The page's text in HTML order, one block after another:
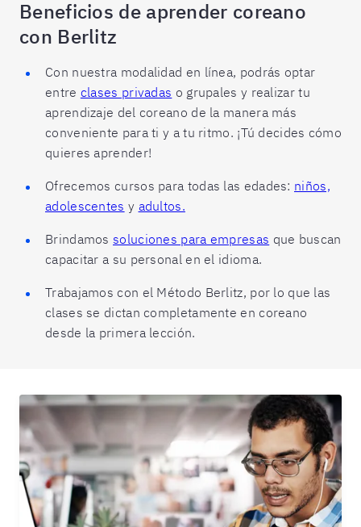
Beneficios de aprender coreano
con Berlitz
Con nuestra modalidad en línea, podrás optar
entre clases privadas o grupales y realizar tu
aprendizaje del coreano de la manera más
conveniente para ti y a tu ritmo. ¡Tú decides cómo
quieres aprender!
Ofrecemos cursos para todas las edades: niños,
adolescentes y adultos.
Brindamossoluciones para empresas que buscan
capacitar a su personal en el idioma.
Trabajamos con el Método Berlitz, por lo que las
clases se dictan completamente en coreano
desde la primera lección.